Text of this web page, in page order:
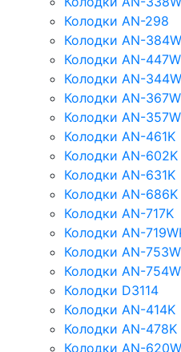
Колодки AN-298
Колодки AN-
Колодки AN-
Колодки AN-
Колодки AN-
Колодки AN-
Колодки AN-461K
Колодки AN-602K
Колодки AN-631K
Колодки AN-686K
Колодки AN-717K
Колодки AN-
Колодки AN-
Колодки AN-754W
Колодки D3114
Колодки AN-414K
Колодки AN-478K
Колодки AN-